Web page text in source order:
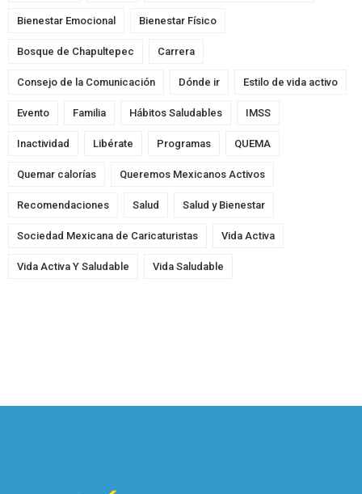
Bienestar Emocional Bienestar Físico
Bosque de Chapultepec Carrera
Consejo de la Comunicación Dónde ir Estilo de vida activo
Evento Familia Hábitos Saludables IMSS
Inactividad Libérate Programas QUEMA
Quemar calorías Queremos Mexicanos Activos
Recomendaciones Salud Salud y Bienestar
Sociedad Mexicana de Caricaturistas Vida Activa
Vida Activa Y Saludable Vida Saludable